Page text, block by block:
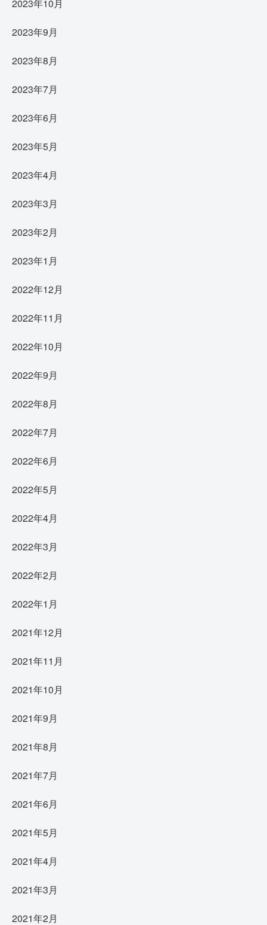
2023年10月
2023年9月
2023年8月
2023年7月
2023年6月
2023年5月
2023年4月
2023年3月
2023年2月
2023年1月
2022年12月
2022年11月
2022年10月
2022年9月
2022年8月
2022年7月
2022年6月
2022年5月
2022年4月
2022年3月
2022年2月
2022年1月
2021年12月
2021年11月
2021年10月
2021年9月
2021年8月
2021年7月
2021年6月
2021年5月
2021年4月
2021年3月
2021年2月